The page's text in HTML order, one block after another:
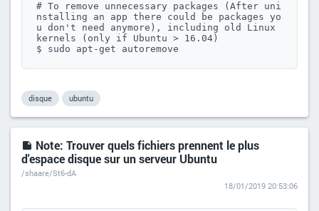
# To remove unnecessary packages (After uni
nstalling an app there could be packages yo
u don't need anymore), including old Linux
kernels (only if Ubuntu > 16.04)
$ sudo apt-get autoremove
disque ubuntu
Note: Trouver quels fichiers prennent le plus
d'espace disque sur un serveur Ubuntu
/shaare/St6-dA
18/01/2019 20:53:06